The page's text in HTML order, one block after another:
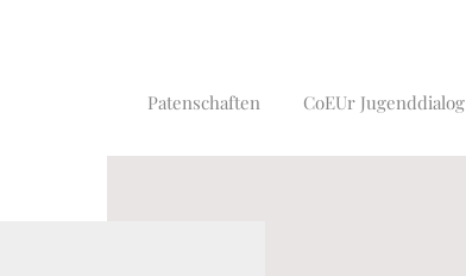
Patenschaften CoEUr Jugenddialog